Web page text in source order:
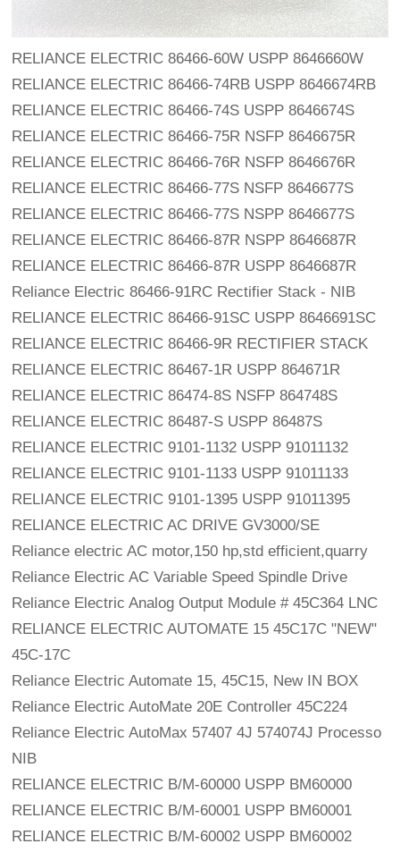
RELIANCE ELECTRIC 86466-60W USPP 8646660W
RELIANCE ELECTRIC 86466-74RB USPP 8646674RB
RELIANCE ELECTRIC 86466-74S USPP 8646674S
RELIANCE ELECTRIC 86466-75R NSFP 8646675R
RELIANCE ELECTRIC 86466-76R NSFP 8646676R
RELIANCE ELECTRIC 86466-77S NSFP 8646677S
RELIANCE ELECTRIC 86466-77S NSPP 8646677S
RELIANCE ELECTRIC 86466-87R NSPP 8646687R
RELIANCE ELECTRIC 86466-87R USPP 8646687R
Reliance Electric 86466-91RC Rectifier Stack - NIB
RELIANCE ELECTRIC 86466-91SC USPP 8646691SC
RELIANCE ELECTRIC 86466-9R RECTIFIER STACK
RELIANCE ELECTRIC 86467-1R USPP 864671R
RELIANCE ELECTRIC 86474-8S NSFP 864748S
RELIANCE ELECTRIC 86487-S USPP 86487S
RELIANCE ELECTRIC 9101-1132 USPP 91011132
RELIANCE ELECTRIC 9101-1133 USPP 91011133
RELIANCE ELECTRIC 9101-1395 USPP 91011395
RELIANCE ELECTRIC AC DRIVE GV3000/SE
Reliance electric AC motor,150 hp,std efficient,quarry
Reliance Electric AC Variable Speed Spindle Drive
Reliance Electric Analog Output Module # 45C364 LNC
RELIANCE ELECTRIC AUTOMATE 15 45C17C "NEW"
45C-17C
Reliance Electric Automate 15, 45C15, New IN BOX
Reliance Electric AutoMate 20E Controller 45C224
Reliance Electric AutoMax 57407 4J 574074J Processo
NIB
RELIANCE ELECTRIC B/M-60000 USPP BM60000
RELIANCE ELECTRIC B/M-60001 USPP BM60001
RELIANCE ELECTRIC B/M-60002 USPP BM60002